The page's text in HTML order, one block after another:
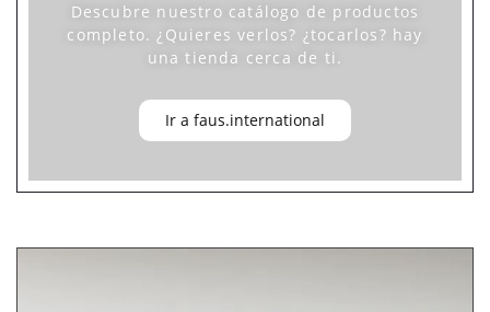
Descubre nuestro catálogo de productos
completo. ¿Quieres verlos? ¿tocarlos? hay
una tienda cerca de ti.
Ir a faus.international